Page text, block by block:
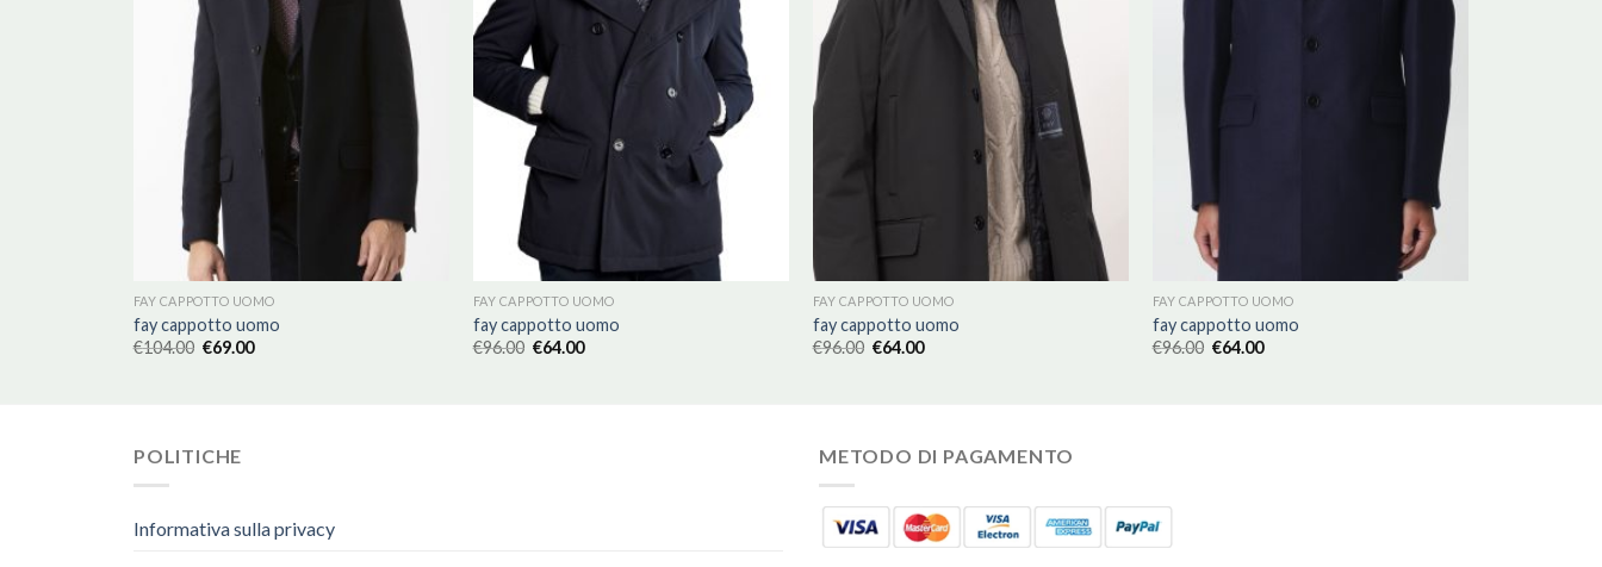
FAY CAPPOTTO UOMO
fay cappotto uomo
€104.00 €69.00
FAY CAPPOTTO UOMO
fay cappotto uomo
€96.00 €64.00
FAY CAPPOTTO UOMO
fay cappotto uomo
€96.00 €64.00
FAY CAPPOTTO UOMO
fay cappotto uomo
€96.00 €64.00
POLITICHE
Informativa sulla privacy
METODO DI PAGAMENTO